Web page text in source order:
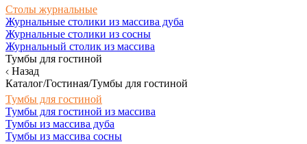
Столы журнальные
Журнальные столики из массива дуба
Журнальные столики из сосны
Журнальный столик из массива
Тумбы для гостиной
Назад
Каталог/Гостиная/Тумбы для гостиной
Тумбы для гостиной
Тумбы для гостиной из массива
Тумбы из массива дуба
Тумбы из массива сосны